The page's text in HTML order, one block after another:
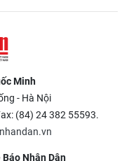
Minh
- Hà Nội
(84) 24 382 55593.
Nhân Dân